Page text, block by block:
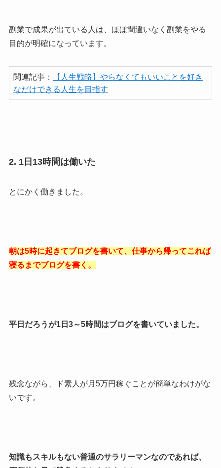
副業で成果が出ている人は、ほぼ間違いなく副業をやる
目的が明確になっています。
関連記事：
【人生戦略】やらなくてもいいことを好き
なだけできる人生を目指す
2. 1日13時間は働いた
とにかく働きました。
朝は5時に起きてブログを書いて、仕事から帰ってこれば
寝るまでブログを書く。
平日だろうが1日3～5時間はブログを書いていました。
残念ながら、ド素人が月5万円稼ぐことが簡単なわけがな
いです。
知識もスキルもない普通のサラリーマンなのであれば、